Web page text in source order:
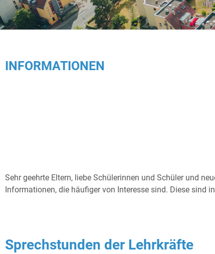
INFORMATIONEN
Sehr geehrte Eltern, liebe Schülerinnen und Schüler und
Informationen, die häufiger von Interesse sind. Diese sind
Sprechstunden der Lehrkräfte